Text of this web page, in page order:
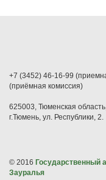
+7 (3452) 46-16-99
(приёмная комиссия)
625003, Тюменская
г.Тюмень, ул. Республики, 2.
© 2016 Государственный
Зауралья